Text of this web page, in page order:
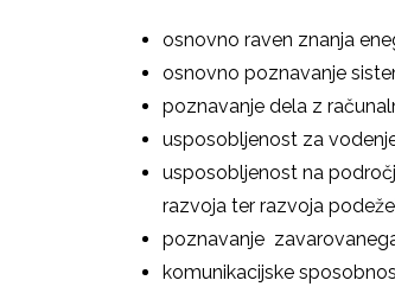
osnovno raven znanja
osnovno poznavanje
poznavanje dela z
usposobljenost za
usposobljenost na
razvoja ter razvoja
poznavanje
komunikacijske